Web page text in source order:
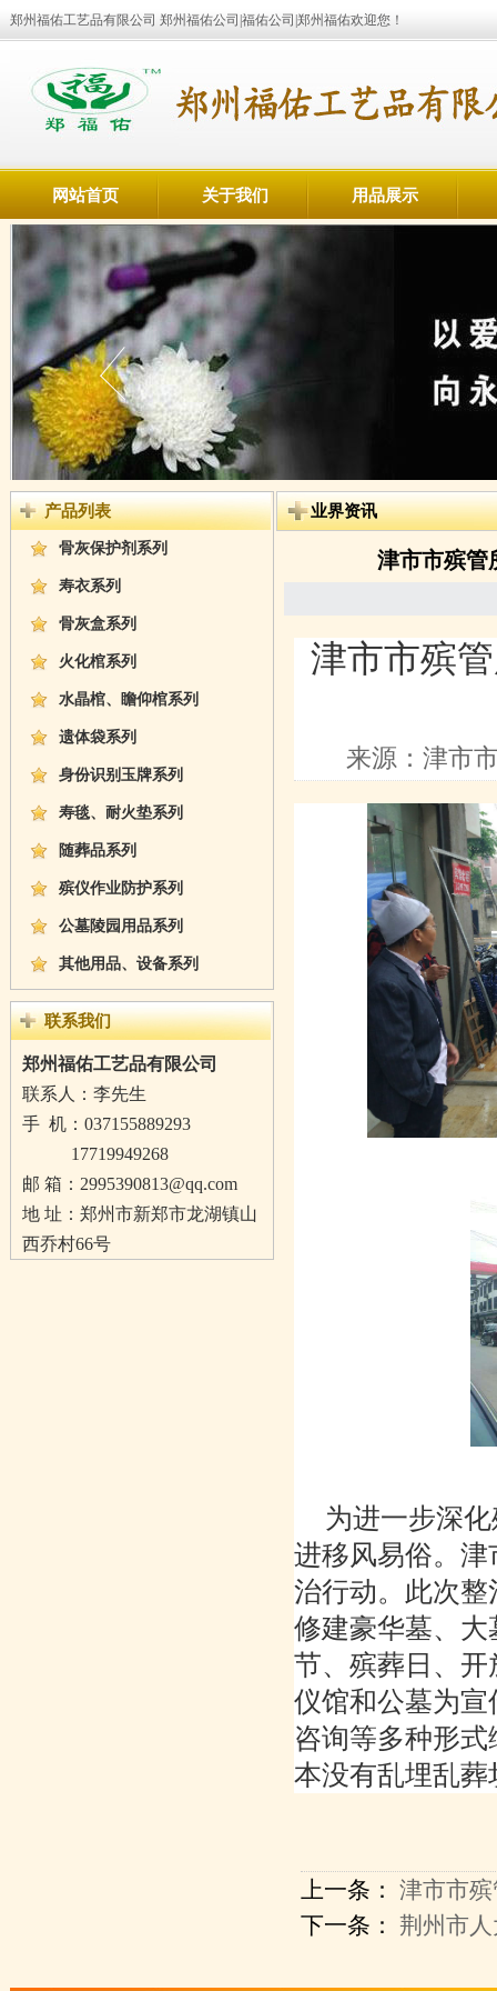
郑州福佑工艺品有限公司 郑州福佑公司|福佑公司|郑州福佑欢迎您！
网站首页 关于我们 用品展示
产品列表
骨灰保护剂系列
寿衣系列
骨灰盒系列
火化棺系列
水晶棺、瞻仰棺系列
遗体袋系列
身份识别玉牌系列
寿毯、耐火垫系列
随葬品系列
殡仪作业防护系列
公墓陵园用品系列
其他用品、设备系列
联系我们
郑州福佑工艺品有限公司
联系人：李先生
手 机： 037155889293
17719949268
邮 箱：2995390813@qq.com
地 址：郑州市新郑市龙湖镇山
西乔村66号
业界资讯
津市市殡管
津市市殡
来源：津市
为进一步深
进移风易俗。
治行动。此次
修建豪华墓、
节、殡葬日、
仪馆和公墓为
咨询等多种形
本没有乱埋乱
上一条：津市市
下一条：荆州市